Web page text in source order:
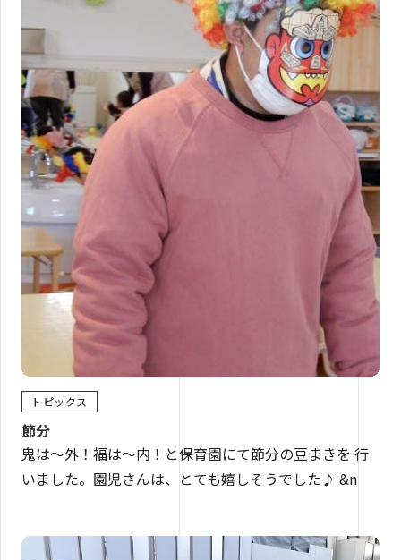
トピックス
節分
鬼は～外！福は～内！と保育園にて節分の豆まきを 行
いました。園児さんは、とても嬉しそうでした♪ &n